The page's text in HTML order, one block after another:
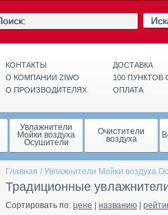
КОНТАКТЫ
О КОМПАНИИ ZIWO
О ПРОИЗВОДИТЕЛЯХ
ДОСТАВКА
100
ОПЛАТА
Увлажнители
Мойки воздуха
Осушители
Очистители
воздуха
Главная / Увлажнители Мойки воздуха
Традиционные
Сортировать по: цене названию